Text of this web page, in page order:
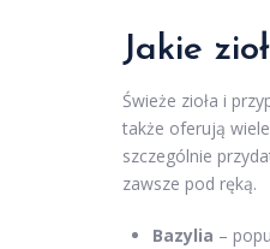
Jakie
Świeże zioła i
także oferują wiele
szczególnie
zawsze pod ręką.
Bazylia –